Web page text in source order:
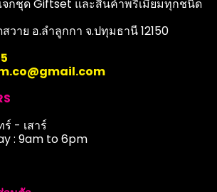
กชุด Giftset และสินค้าพรีเมียมทุกชนิด
วาย อ.ลำลูกกา จ.ปทุมธานี 12150
- เสาร์
: 9am to 6pm